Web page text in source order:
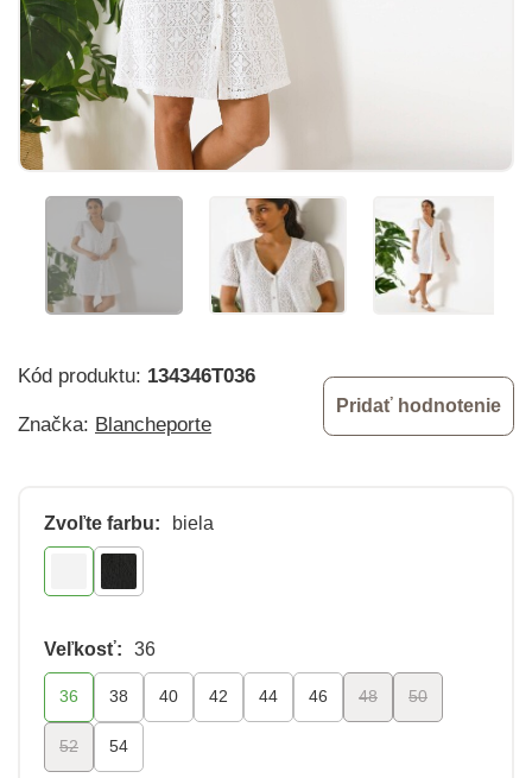
Kód produktu: 134346T036
Značka: Blancheporte
Pridať hodnotenie
Zvoľte farbu: biela
Veľkosť: 36
36 38 40 42 44 46 48 50
52 54